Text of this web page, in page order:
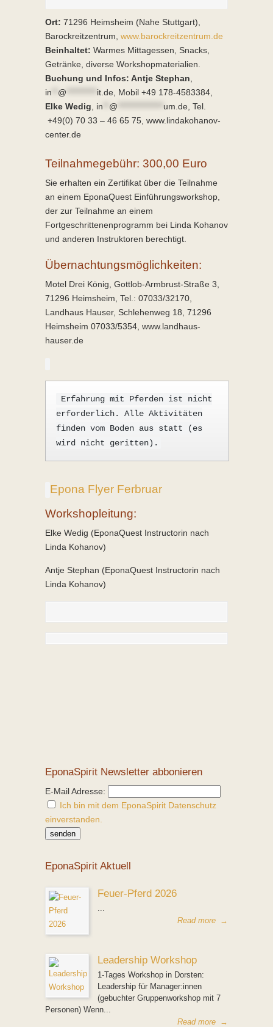
Ort: 71296 Heimsheim (Nahe Stuttgart),
Barockreitzentrum, www.barockreitzentrum.de
Beinhaltet: Warmes Mittagessen, Snacks,
Getränke, diverse Workshopmaterialien.
Buchung und Infos: Antje Stephan
in
@ it.de , Mobil +49 178-4583384,
Elke Wedig
in @ um.de , Tel.
+49(0) 70 33 – 46 65 75, www.lindakohanov-
center.de
Teilnahmegebühr: 300,00 Euro
Sie erhalten ein Zertifikat über die Teilnahme
an einem EponaQuest Einführungsworkshop,
der zur Teilnahme an einem
Fortgeschrittenenprogramm bei Linda Kohanov
und anderen Instruktoren berechtigt.
Übernachtungsmöglichkeiten:
Motel Drei König, Gottlob-Armbrust-Straße 3,
71296 Heimsheim, Tel.: 07033/32170,
Landhaus Hauser, Schlehenweg 18, 71296
Heimsheim 07033/5354, www.landhaus-
hauser.de
Erfahrung mit Pferden ist nicht
erforderlich. Alle Aktivitäten
finden vom Boden aus statt (es
wird nicht geritten).
Epona Flyer Ferbruar
Workshopleitung:
Elke Wedig (EponaQuest Instructorin nach
Linda Kohanov)
Antje Stephan (EponaQuest Instructorin nach
Linda Kohanov)
EponaSpirit Newsletter abbonieren
E-Mail Adresse:
Ich bin mit dem EponaSpirit Datenschutz
einverstanden.
EponaSpirit Aktuell
Feuer-Pferd 2026
...
Read more →
Leadership Workshop
1-Tages Workshop in Dorsten:
Leadership für Manager:innen
(gebuchter Gruppenworkshop mit 7
Personen) Wenn...
Read more →